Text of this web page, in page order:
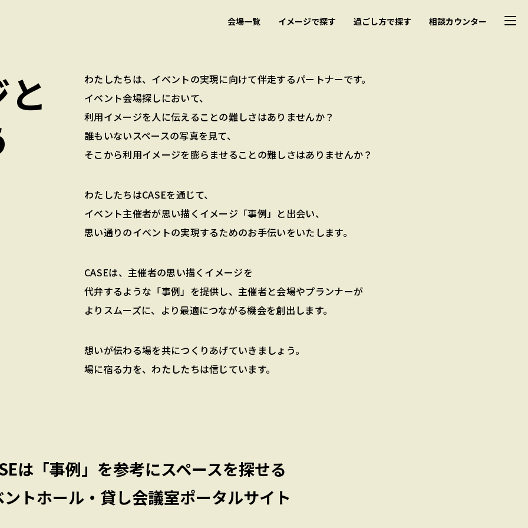
会場一覧 イメージで探す 過ごし方で探す 相談カウンター
わたしたちは、イベントの実現に向けて伴走するパートナーです。
イベント会場探しにおいて、
利用イメージを人に伝えることの難しさはありませんか？
誰もいないスペースの写真を見て、
そこから利用イメージを膨らませることの難しさはありませんか？
わたしたちはCASEを通じて、
イベント主催者が思い描くイメージ「事例」と出会い、
思い通りのイベントの実現するためのお手伝いをいたします。
CASEは、主催者の思い描くイメージを
代弁するような「事例」を提供し、主催者と会場やプランナーが
よりスムーズに、より最適につながる機会を創出します。
想いが伝わる場を共につくりあげていきましょう。
場に宿る力を、わたしたちは信じています。
は 「事例」を参考にスペースを探せる
トホール・貸し会議室ポータルサイト